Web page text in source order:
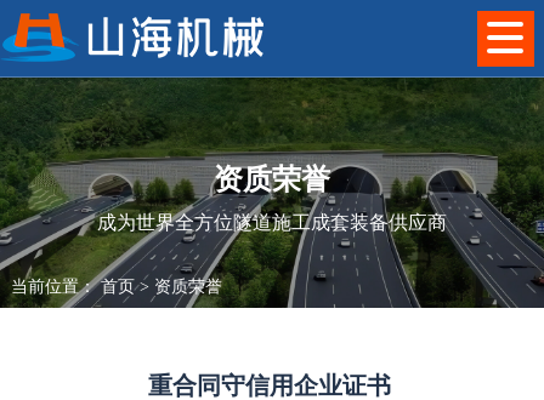
资质荣誉
成为世界全方位隧道施工成套装备供应商
当前位置：首页> 资质荣誉
重合同守信用企业证书